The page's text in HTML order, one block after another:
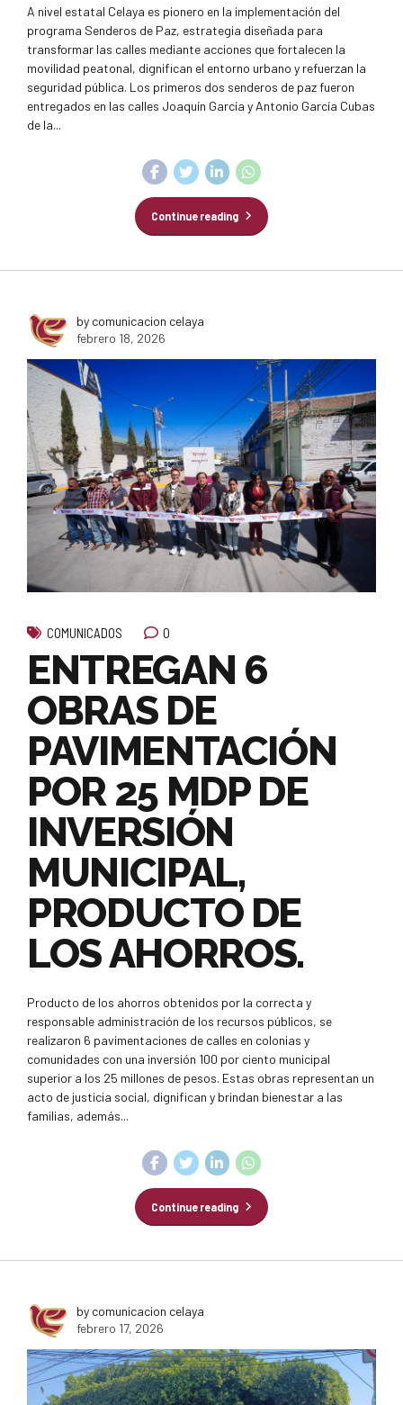
A nivel estatal Celaya es pionero en la implementación del
programa Senderos de Paz, estrategia diseñada para
transformar las calles mediante acciones que fortalecen la
movilidad peatonal, dignifican el entorno urbano y refuerzan la
seguridad pública. Los primeros dos senderos de paz fueron
entregados en las calles Joaquín García y Antonio García Cubas
de la...
Continue reading
by comunicacion celaya
febrero 18, 2026
COMUNICADOS 0
ENTREGAN 6
OBRAS DE
PAVIMENTACIÓN
POR 25 MDP DE
INVERSIÓN
MUNICIPAL,
PRODUCTO DE
LOS AHORROS.
Producto de los ahorros obtenidos por la correcta y
responsable administración de los recursos públicos, se
realizaron 6 pavimentaciones de calles en colonias y
comunidades con una inversión 100 por ciento municipal
superior a los 25 millones de pesos. Estas obras representan un
acto de justicia social, dignifican y brindan bienestar a las
familias, además...
Continue reading
by comunicacion celaya
febrero 17, 2026